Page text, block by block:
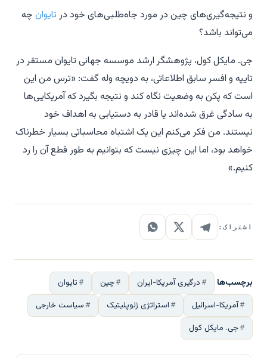
و نتیجه‌گیری‌های چین در مورد جاه‌طلبی‌های خود در تایوان چه
می‌تواند باشد؟
جی. مایکل کول، پژوهشگر ارشد موسسه جهانی تایوان مستقر در
تایپه و افسر سابق اطلاعاتی، به دویچه وله گفت: «ترس من این
است که پکن به وضعیت نگاه کند و نتیجه بگیرد که آمریکایی‌ها
به سادگی غرق شده‌اند یا قادر به دستیابی به اهداف خود
نیستند. من فکر می‌کنم این یک اشتباه محاسباتی بسیار خطرناک
خواهد بود، اما این چیزی نیست که بتوانیم به طور قطع آن را رد
کنیم.»
اشتراک:
برچسب‌ها درگیری آمریکا-ایران چین
تایوان
آمریکا-اسرائیل
استراتژی ژئوپلیتیک
سیاست خارجی
جی. مایکل کول